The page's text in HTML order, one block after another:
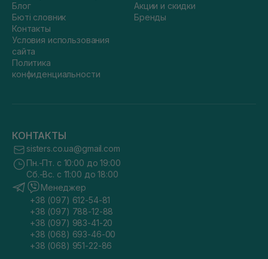
Блог
Бюті словник
Контакты
Условия использования
сайта
Политика
конфиденциальности
Акции и скидки
Бренды
КОНТАКТЫ
sisters.co.ua@gmail.com
Пн.-Пт. с 10:00 до 19:00
Сб.-Вс. с 11:00 до 18:00
Менеджер
+38 (097) 612-54-81
+38 (097) 788-12-88
+38 (097) 983-41-20
+38 (068) 693-46-00
+38 (068) 951-22-86